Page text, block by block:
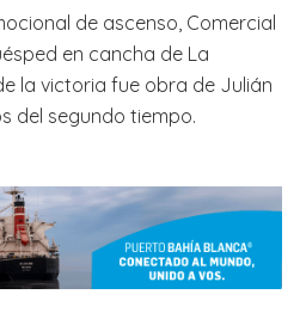
de ascenso, Comercial
en cancha de La
la victoria fue obra de Julián
del segundo tiempo.